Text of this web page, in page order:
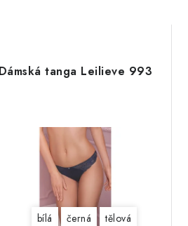
Dámská tanga Leilieve 993
bílá černá tělová